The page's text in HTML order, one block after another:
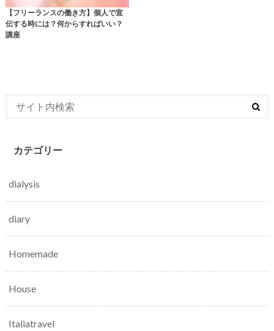
【フリーランスの働き方】個人で宣
伝する時には？何からすればいい？
講座
カテゴリー
dialysis
diary
Homemade
House
Italiatravel